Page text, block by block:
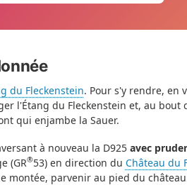
du Fleckenstein. Pour s'y rendre, en
l'Étang du Fleckenstein et, au
qui enjambe la Sauer.
à nouveau la D925 avec
(GR®53) en direction du Château du
montée, parvenir au pied du